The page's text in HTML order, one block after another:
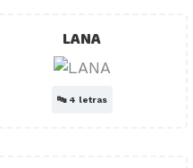
LANA
🔤 4 letras